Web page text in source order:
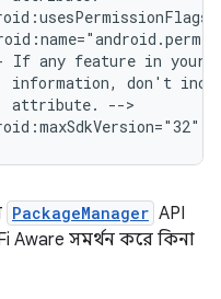
If any feature in your
information,
don't
attribute.
PackageManager API
Aware সমর্থন করে কিনা